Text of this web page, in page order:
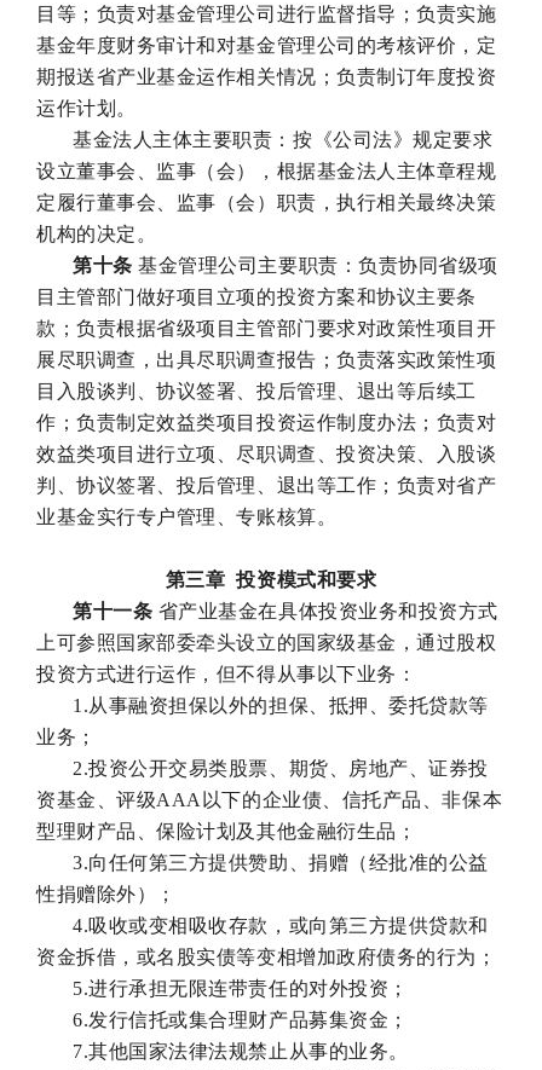
目等；负责对基金管理公司进行监督指导；负责实施
基金年度财务审计和对基金管理公司的考核评价，定
期报送省产业基金运作相关情况；负责制订年度投资
运作计划。
基金法人主体主要职责：按《公司法》规定要求
设立董事会、监事（会），根据基金法人主体章程规
定履行董事会、监事（会）职责，执行相关最终决策
机构的决定。
第十条基金管理公司主要职责：负责协同省级项
目主管部门做好项目立项的投资方案和协议主要条
款；负责根据省级项目主管部门要求对政策性项目开
展尽职调查，出具尽职调查报告；负责落实政策性项
目入股谈判、协议签署、投后管理、退出等后续工
作；负责制定效益类项目投资运作制度办法；负责对
效益类项目进行立项、尽职调查、投资决策、入股谈
判、协议签署、投后管理、退出等工作；负责对省产
业基金实行专户管理、专账核算。
第三章 投资模式和要求
第十一条 省产业基金在具体投资业务和投资方式
上可参照国家部委牵头设立的国家级基金，通过股权
投资方式进行运作，但不得从事以下业务：
1.从事融资担保以外的担保、抵押、委托贷款等
业务；
2.投资公开交易类股票、期货、房地产、证券投
资基金、评级AAA以下的企业债、信托产品、非保本
型理财产品、保险计划及其他金融衍生品；
3.向任何第三方提供赞助、捐赠（经批准的公益
性捐赠除外）；
4.吸收或变相吸收存款，或向第三方提供贷款和
资金拆借，或名股实债等变相增加政府债务的行为；
5.进行承担无限连带责任的对外投资；
6.发行信托或集合理财产品募集资金；
7.其他国家法律法规禁止从事的业务。